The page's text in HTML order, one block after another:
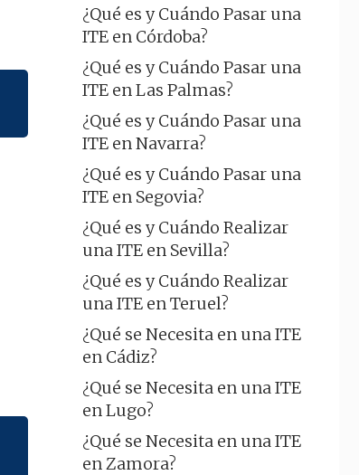
¿Qué es y Cuándo Pasar una
ITE en Córdoba?
¿Qué es y Cuándo Pasar una
ITE en Las Palmas?
¿Qué es y Cuándo Pasar una
ITE en Navarra?
¿Qué es y Cuándo Pasar una
ITE en Segovia?
¿Qué es y Cuándo Realizar
una ITE en Sevilla?
¿Qué es y Cuándo Realizar
una ITE en Teruel?
¿Qué se Necesita en una ITE
en Cádiz?
¿Qué se Necesita en una ITE
en Lugo?
¿Qué se Necesita en una ITE
en Zamora?